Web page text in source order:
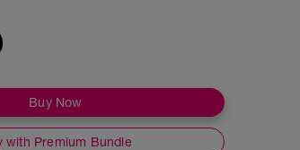
Buy Now
with Premium Bundle